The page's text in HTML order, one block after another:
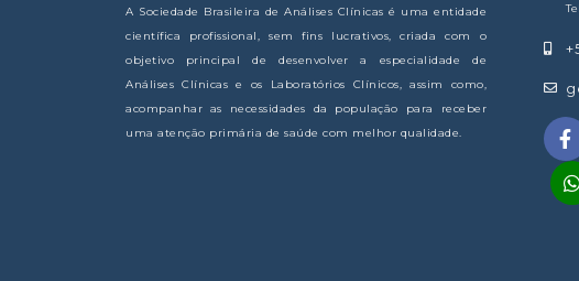
A Sociedade Brasileira de Análises Clínicas é uma entidade
científica profissional, sem fins lucrativos, criada com o
objetivo principal de desenvolver a especialidade de
Análises Clínicas e os Laboratórios Clínicos, assim como,
acompanhar as necessidades da população para receber
uma atenção primária de saúde com melhor qualidade.